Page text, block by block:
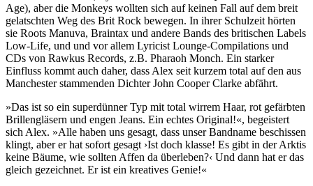
Age), aber die Monkeys wollten sich auf keinen Fall auf dem breit
gelatschten Weg des Brit Rock bewegen. In ihrer Schulzeit hörten
sie Roots Manuva, Braintax und andere Bands des britischen Labels
Low-Life, und und vor allem Lyricist Lounge-Compilations und
CDs von Rawkus Records, z.B. Pharaoh Monch. Ein starker
Einfluss kommt auch daher, dass Alex seit kurzem total auf den aus
Manchester stammenden Dichter John Cooper Clarke abfährt.
»Das ist so ein superdünner Typ mit total wirrem Haar, rot gefärbten
Brillengläsern und engen Jeans. Ein echtes Original!«, begeistert
sich Alex. »Alle haben uns gesagt, dass unser Bandname beschissen
klingt, aber er hat sofort gesagt ›Ist doch klasse! Es gibt in der Arktis
keine Bäume, wie sollten Affen da überleben?‹ Und dann hat er das
gleich gezeichnet. Er ist ein kreatives Genie!«